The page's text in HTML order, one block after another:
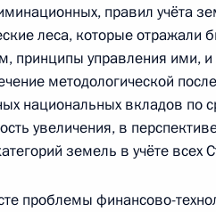
2017 года, 15:15 Москва
Комиссии по вопросам
органах
2017 года, 13:00 Москва
правил учёта
леса, которые отражали
принципы управления ими,
методологической
национальных вкладов по
увеличения, в
земель в учёте всех
проблемы финансово-